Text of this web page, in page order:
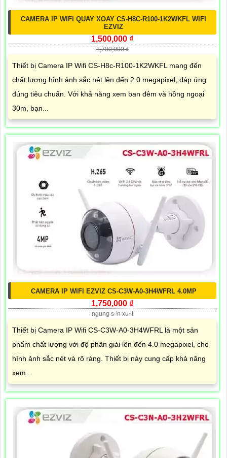
CAMERA IP WIFI QUAY XOAY CS-H8C-R100-1K2WKFL WIFI
EZVIZ
1,500,000 ₫
1,700,000 ₫
Thiết bị Camera IP Wifi CS-H8c-R100-1K2WKFL mang đến
chất lượng hình ảnh sắc nét lên đến 2.0 megapixel, đáp ứng
đúng tiêu chuẩn. Với khả năng xem ban đêm và hồng ngoại
30m, bạn...
CAMERA IP WIFI EZVIZ CS-C3W-A0-3H4WFRL 4.0MP
1,750,000 ₫
ngung s₫n xu₫t
Thiết bị Camera IP Wifi CS-C3W-A0-3H4WFRL là một sản
phẩm chất lượng với độ phân giải lên đến 4.0 megapixel, cho
hình ảnh sắc nét và rõ ràng. Thiết bị này cung cấp khả năng
xem...